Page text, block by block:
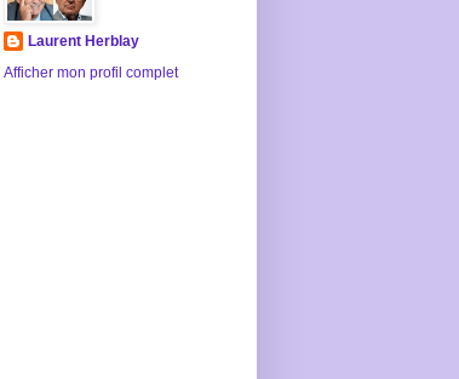
Laurent Herblay
Afficher mon profil complet